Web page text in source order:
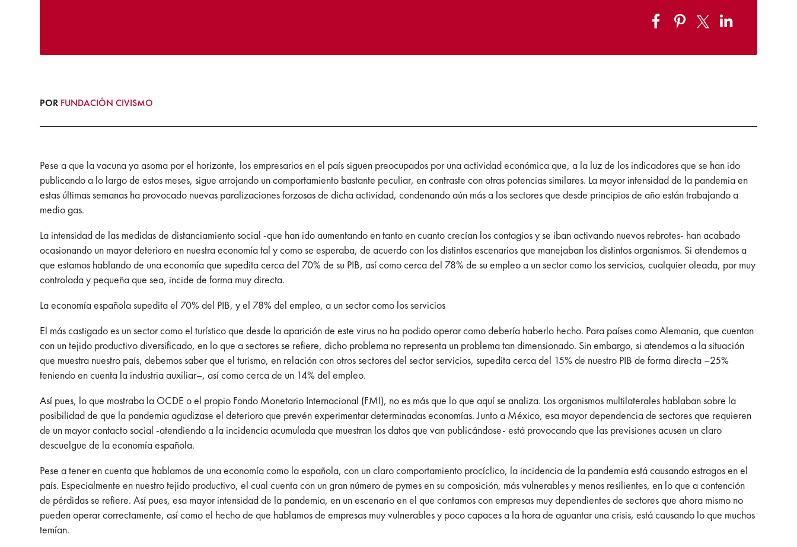
POR FUNDACIÓN CIVISMO
Pese a que la vacuna ya asoma por el horizonte, los empresarios en el país siguen preocupados por una actividad económica que, a la luz de los indicadores que se han ido
publicando a lo largo de estos meses, sigue arrojando un comportamiento bastante peculiar, en contraste con otras potencias similares. La mayor intensidad de la pandemia en
estas últimas semanas ha provocado nuevas paralizaciones forzosas de dicha actividad, condenando aún más a los sectores que desde principios de año están trabajando a
medio gas.
La intensidad de las medidas de distanciamiento social -que han ido aumentando en tanto en cuanto crecían los contagios y se iban activando nuevos rebrotes- han acabado
ocasionando un mayor deterioro en nuestra economía tal y como se esperaba, de acuerdo con los distintos escenarios que manejaban los distintos organismos. Si atendemos a
que estamos hablando de una economía que supedita cerca del 70% de su PIB, así como cerca del 78% de su empleo a un sector como los servicios, cualquier oleada, por muy
controlada y pequeña que sea, incide de forma muy directa.
La economía española supedita el 70% del PIB, y el 78% del empleo, a un sector como los servicios
El más castigado es un sector como el turístico que desde la aparición de este virus no ha podido operar como debería haberlo hecho. Para países como Alemania, que cuentan
con un tejido productivo diversificado, en lo que a sectores se refiere, dicho problema no representa un problema tan dimensionado. Sin embargo, si atendemos a la situación
que muestra nuestro país, debemos saber que el turismo, en relación con otros sectores del sector servicios, supedita cerca del 15% de nuestro PIB de forma directa –25%
teniendo en cuenta la industria auxiliar–, así como cerca de un 14% del empleo.
Así pues, lo que mostraba la OCDE o el propio Fondo Monetario Internacional (FMI), no es más que lo que aquí se analiza. Los organismos multilaterales hablaban sobre la
posibilidad de que la pandemia agudizase el deterioro que prevén experimentar determinadas economías. Junto a México, esa mayor dependencia de sectores que requieren
de un mayor contacto social -atendiendo a la incidencia acumulada que muestran los datos que van publicándose- está provocando que las previsiones acusen un claro
descuelgue de la economía española.
Pese a tener en cuenta que hablamos de una economía como la española, con un claro comportamiento procíclico, la incidencia de la pandemia está causando estragos en el
país. Especialmente en nuestro tejido productivo, el cual cuenta con un gran número de pymes en su composición, más vulnerables y menos resilientes, en lo que a contención
de pérdidas se refiere. Así pues, esa mayor intensidad de la pandemia, en un escenario en el que contamos con empresas muy dependientes de sectores que ahora mismo no
pueden operar correctamente, así como el hecho de que hablamos de empresas muy vulnerables y poco capaces a la hora de aguantar una crisis, está causando lo que muchos
temían.